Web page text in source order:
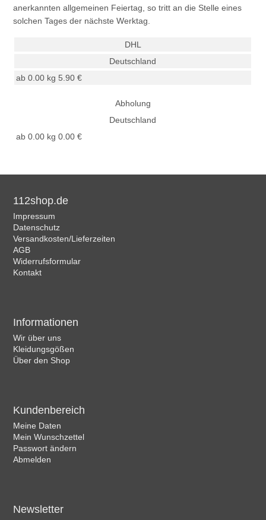
anerkannten allgemeinen Feiertag, so tritt an die Stelle eines
solchen Tages der nächste Werktag.
DHL
Deutschland
ab 0.00 kg 5.90 €
Abholung
Deutschland
ab 0.00 kg0.00 €
112shop.de
Impressum
Datenschutz
Versandkosten/Lieferzeiten
AGB
Widerrufsformular
Kontakt
Informationen
Wir über uns
Kleidungsgößen
Über den Shop
Kundenbereich
Meine Daten
Mein Wunschzettel
Passwort ändern
Abmelden
Newsletter